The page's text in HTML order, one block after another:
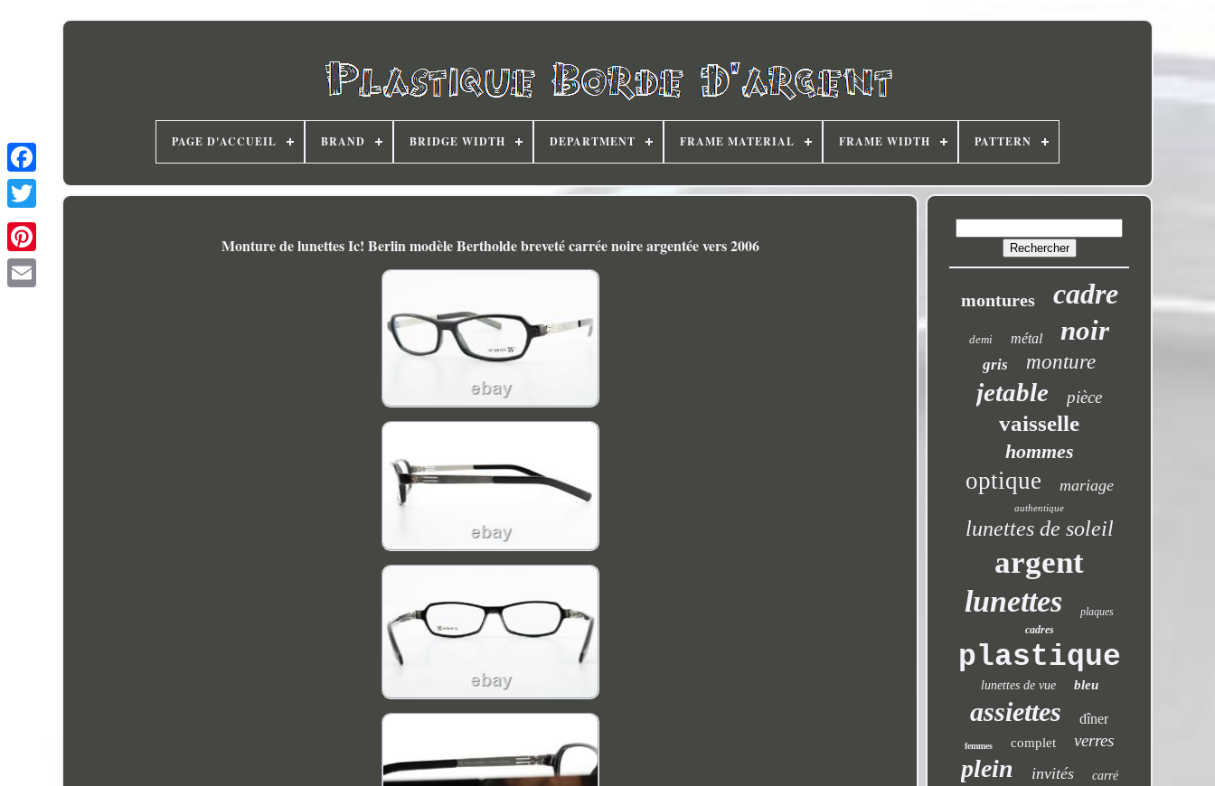
PAGE D'ACCUEIL BRAND BRIDGE WIDTH DEPARTMENT FRAME MATERIAL FRAME WIDTH PATTERN
Monture de lunettes Ic! Berlin modèle Bertholde breveté carrée noire argentée vers 2006
montures cadre
demi métal noir
gris monture
jetable pièce
vaisselle
hommes
optique mariage
authentique
lunettes de soleil
argent
lunettes
plaques
cadres
plastique
lunettes de vue bleu
assiettes dîner
femmes complet verres
plein invités carré